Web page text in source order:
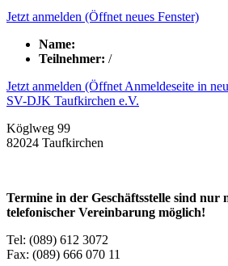
Jetzt anmelden (Öffnet neues Fenster)
Name:
Teilnehmer: /
Jetzt anmelden (Öffnet Anmeldeseite in
SV-DJK Taufkirchen e.V.
Köglweg 99
82024 Taufkirchen
Termine in der Geschäftsstelle sind nur
telefonischer Vereinbarung möglich!
Tel: (089) 612 3072
Fax: (089) 666 070 11